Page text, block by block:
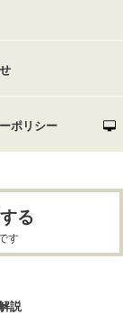
ポリシー
る
す
説